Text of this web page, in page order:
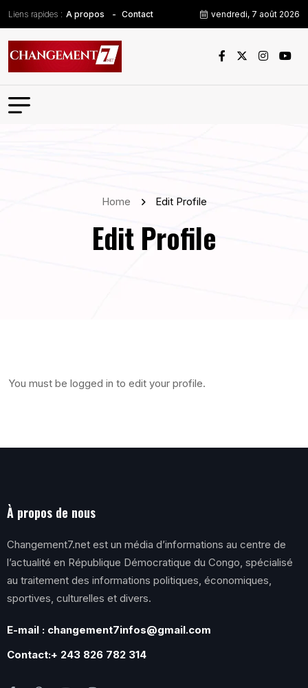
Liens rapides : A propos Contact vendredi, 7 août 2026
Home Edit Profile
Edit Profile
You must be logged in to edit your profile.
À propos de nous
Changement7.net est un média d’informations au centre de
l’actualité en République Démocratique du Congo, spécialisé
au traitement des informations politiques, économiques,
sportives, culturelles et divers.
E-mail : changement7infos@gmail.com
Contact:+ 243 826 782 314